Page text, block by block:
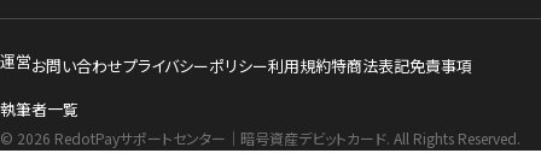
運営お問い合わせプライバシーポリシー利用規約特商法表記免責事項
執筆者一覧
© 2026 RedotPayサポートセンター｜暗号資産デビットカード. All Rights Reserved.